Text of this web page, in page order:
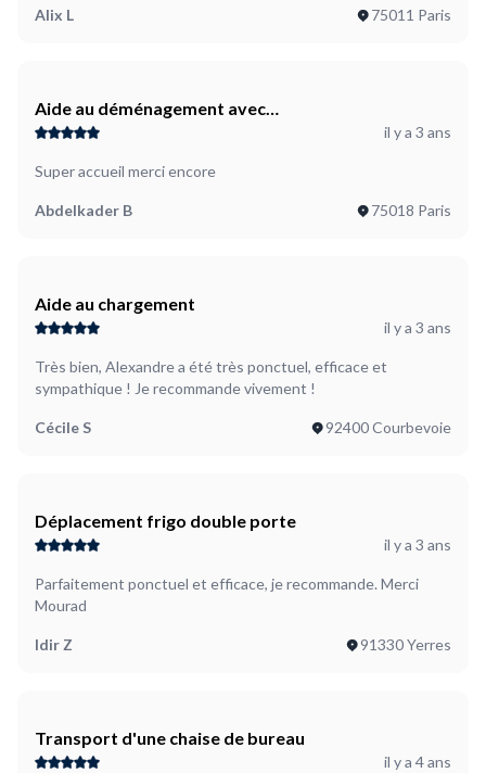
Alix L 75011 Paris
Aide au déménagement avec
démontage/remontage d'une armoire
il y a 3 ans
Super accueil merci encore
Abdelkader B 75018 Paris
Aide au chargement
il y a 3 ans
Très bien, Alexandre a été très ponctuel, efficace et
sympathique ! Je recommande vivement !
Cécile S 92400 Courbevoie
Déplacement frigo double porte
il y a 3 ans
Parfaitement ponctuel et efficace, je recommande. Merci
Mourad
Idir Z 91330 Yerres
Transport d'une chaise de bureau
il y a 4 ans